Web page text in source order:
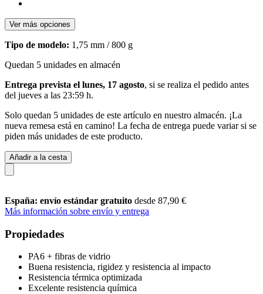
Ver más opciones
Tipo de modelo: 1,75 mm / 800 g
Quedan 5 unidades en almacén
Entrega prevista el lunes, 17 agosto, si se realiza el pedido antes
del jueves a las 23:59 h.
Solo quedan 5 unidades de este artículo en nuestro almacén. ¡La
nueva remesa está en camino! La fecha de entrega puede variar si se
piden más unidades de este producto.
Añadir a la cesta
España: envío estándar gratuito desde 87,90 €
Más información sobre envío y entrega
Propiedades
PA6 + fibras de vidrio
Buena resistencia, rigidez y resistencia al impacto
Resistencia térmica optimizada
Excelente resistencia química